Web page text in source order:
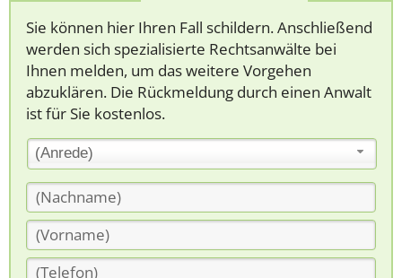
Sie können hier Ihren Fall schildern. Anschließend
werden sich spezialisierte Rechtsanwälte bei
Ihnen melden, um das weitere Vorgehen
abzuklären. Die Rückmeldung durch einen Anwalt
ist für Sie kostenlos.
(Anrede)